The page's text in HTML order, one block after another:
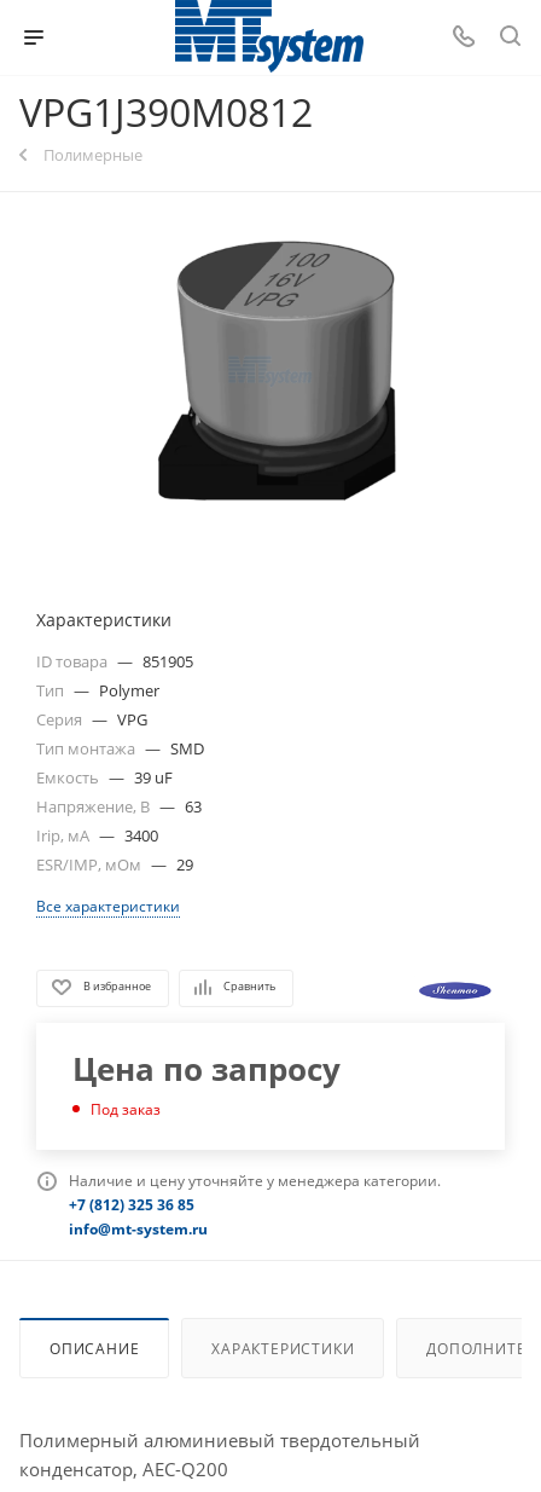
VPG1J390M0812
Полимерные
Характеристики
ID товара — 851905
Тип — Polymer
Серия — VPG
Тип монтажа — SMD
Емкость — 39 uF
Напряжение, В — 63
Irip, мА — 3400
ESR/IMP, мОм — 29
Все характеристики
В избранное Сравнить
Цена по запросу
Под заказ
Наличие и цену уточняйте у менеджера категории.
+7 (812) 325 36 85
info@mt-system.ru
ОПИСАНИЕ ХАРАКТЕРИСТИКИ
Полимерный алюминиевый твердотельный
конденсатор, AEC-Q200